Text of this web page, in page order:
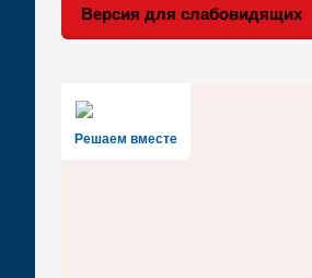
Версия для слабовидящих
Решаем вместе